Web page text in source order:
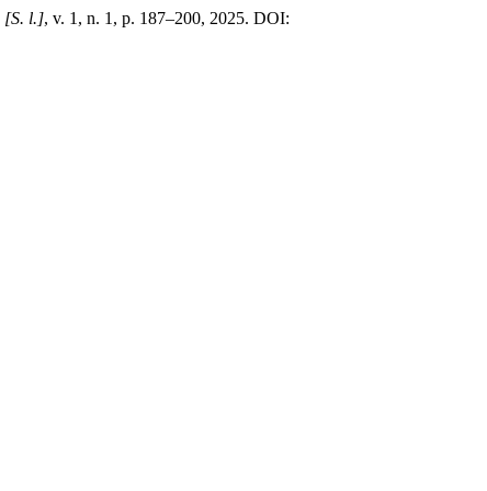
[S. l.], v. 1, n. 1, p. 187–200, 2025. DOI: